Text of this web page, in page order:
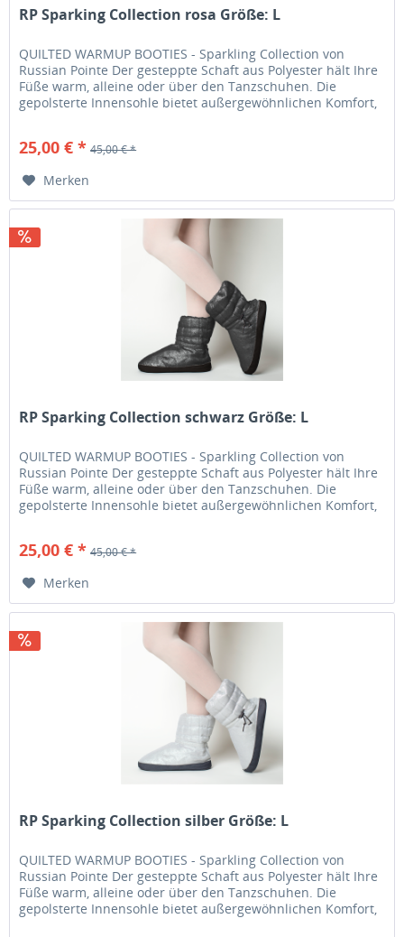
RP Sparking Collection rosa Größe: L
QUILTED WARMUP BOOTIES - Sparkling Collection von
Russian Pointe Der gesteppte Schaft aus Polyester hält Ihre
Füße warm, alleine oder über den Tanzschuhen. Die
gepolsterte Innensohle bietet außergewöhnlichen Komfort,
25,00 € * 45,00 € *
Merken
RP Sparking Collection schwarz Größe: L
QUILTED WARMUP BOOTIES - Sparkling Collection von
Russian Pointe Der gesteppte Schaft aus Polyester hält Ihre
Füße warm, alleine oder über den Tanzschuhen. Die
gepolsterte Innensohle bietet außergewöhnlichen Komfort,
25,00 € * 45,00 € *
Merken
RP Sparking Collection silber Größe: L
QUILTED WARMUP BOOTIES - Sparkling Collection von
Russian Pointe Der gesteppte Schaft aus Polyester hält Ihre
Füße warm, alleine oder über den Tanzschuhen. Die
gepolsterte Innensohle bietet außergewöhnlichen Komfort,